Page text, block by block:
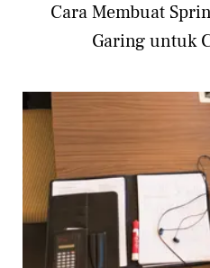
Cara Membuat
Garing untuk